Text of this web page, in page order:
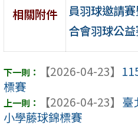
相關附件
員羽球邀請
合會羽球公
【2026-04-23】
標賽
【2026-04-23】 臺
小學藤球錦標賽